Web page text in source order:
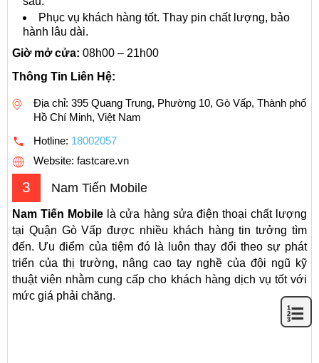
Phục vụ khách hàng tốt. Thay pin chất lượng, bảo
hành lâu dài.
Giờ mở cửa: 08h00 – 21h00
Thông Tin Liên Hệ:
Địa chỉ: 395 Quang Trung, Phường 10, Gò Vấp, Thành phố
Hồ Chí Minh, Việt Nam
Hotline: 18002057
Website: fastcare.vn
3 Nam Tiến Mobile
Nam Tiến Mobile là cửa hàng sửa điện thoại chất lượng
tại Quận Gò Vấp được nhiều khách hàng tin tưởng tìm
đến. Ưu điểm của tiệm đó là luôn thay đổi theo sự phát
triển của thị trường, nâng cao tay nghề của đội ngũ kỹ
thuật viên nhằm cung cấp cho khách hàng dịch vụ tốt với
mức giá phải chăng.